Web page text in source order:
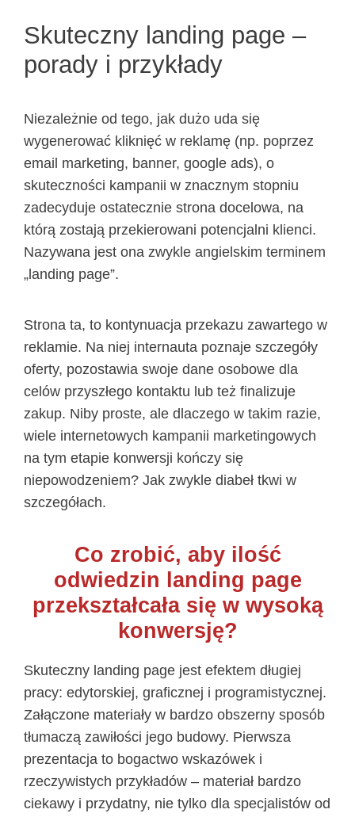
Skuteczny landing page –
porady i przykłady
Niezależnie od tego, jak dużo uda się
wygenerować kliknięć w reklamę (np. poprzez
email marketing, banner, google ads), o
skuteczności kampanii w znacznym stopniu
zadecyduje ostatecznie strona docelowa, na
którą zostają przekierowani potencjalni klienci.
Nazywana jest ona zwykle angielskim terminem
„landing page”.
Strona ta, to kontynuacja przekazu zawartego w
reklamie. Na niej internauta poznaje szczegóły
oferty, pozostawia swoje dane osobowe dla
celów przyszłego kontaktu lub też finalizuje
zakup. Niby proste, ale dlaczego w takim razie,
wiele internetowych kampanii marketingowych
na tym etapie konwersji kończy się
niepowodzeniem? Jak zwykle diabeł tkwi w
szczegółach.
Co zrobić, aby ilość
odwiedzin landing page
przekształcała się w wysoką
konwersję?
Skuteczny landing page jest efektem długiej
pracy: edytorskiej, graficznej i programistycznej.
Załączone materiały w bardzo obszerny sposób
tłumaczą zawiłości jego budowy. Pierwsza
prezentacja to bogactwo wskazówek i
rzeczywistych przykładów – materiał bardzo
ciekawy i przydatny, nie tylko dla specjalistów od